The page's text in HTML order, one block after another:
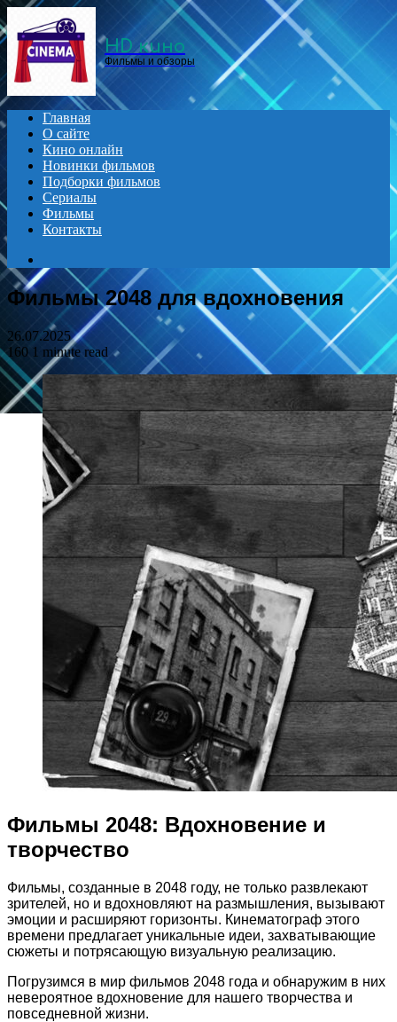
HD кино
Фильмы и обзоры
Главная
О сайте
Кино онлайн
Новинки фильмов
Подборки фильмов
Сериалы
Фильмы
Контакты
for
Фильмы 2048 для вдохновения
26.07.2025
160 1 minute read
Фильмы 2048: Вдохновение и
творчество
Фильмы, созданные в 2048 году, не только развлекают
зрителей, но и вдохновляют на размышления, вызывают
эмоции и расширяют горизонты. Кинематограф этого
времени предлагает уникальные идеи, захватывающие
сюжеты и потрясающую визуальную реализацию.
Погрузимся в мир фильмов 2048 года и обнаружим в них
невероятное вдохновение для нашего творчества и
повседневной жизни.